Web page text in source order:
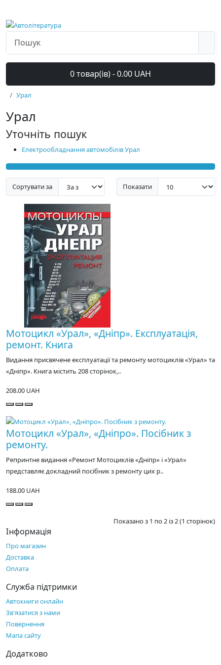
0 товар(ів) - 0.00 UAH
Урал
Урал
Уточніть пошук
Електрообладнання автомобілів Урал
Сортувати за Показати
Мотоцикл «Урал», «Дніпр». Експлуатація,
ремонт. Книга
Видання присвячене експлуатації та ремонту мотоциклів «Урал» та
«Дніпр». Книга містить 208 сторінок,..
208.00 UAH
Мотоцикл «Урал», «Дніпро». Посібник з
ремонту.
Репринтне видання «Ремонт Мотоциклів «Дніпр» і «Урал»
представляє докладний посібник з ремонту цих р..
188.00 UAH
Показано з 1 по 2 із 2 (1 сторінок)
Інформація
Про магазин
Доставка
Оплата
Служба підтримки
Автокниги онлайн
Зв'язатися з нами
Повернення
Мапа сайту
Додатково